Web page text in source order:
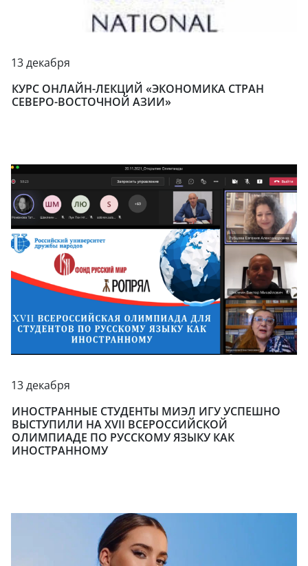
13 декабря
КУРС ОНЛАЙН-ЛЕКЦИЙ «ЭКОНОМИКА СТРАН
СЕВЕРО-ВОСТОЧНОЙ АЗИИ»
13 декабря
ИНОСТРАННЫЕ СТУДЕНТЫ МИЭЛ ИГУ УСПЕШНО
ВЫСТУПИЛИ НА XVII ВСЕРОССИЙСКОЙ
ОЛИМПИАДЕ ПО РУССКОМУ ЯЗЫКУ КАК
ИНОСТРАННОМУ